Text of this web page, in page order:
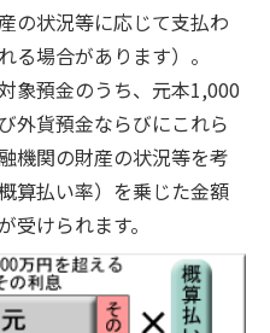
の状況等に応じて支払わ
る場合があります）。
象預金のうち、元本1,000
外貨預金ならびにこれら
機関の財産の状況等を考
算払い率）を乗じた金額
受けられます。